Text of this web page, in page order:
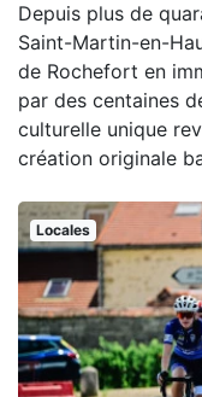
Depuis plus de
Saint-Martin-en-
de Rochefort en
par des centaines
culturelle unique
création originale
Locales